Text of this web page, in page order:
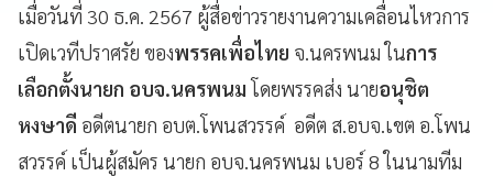
เมื่อวันที่ 30 ธ.ค. 2567 ผู้สื่อข่าวรายงานความเคลื่อนไหวการ
เปิดเวทีปราศรัย ของพรรคเพื่อไทย จ.นครพนม ในการ
เลือกตั้งนายก อบจ.นครพนมโดยพรรคส่ง นายอนุชิต
หงษาดี อดีตนายก อบต.โพนสวรรค์ อดีต ส.อบจ.เขต อ.โพน
สวรรค์ เป็นผู้สมัคร นายก อบจ.นครพนม เบอร์ 8 ในนามทีม